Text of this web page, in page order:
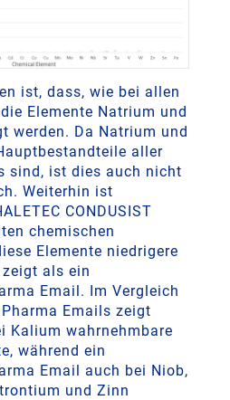
ist, dass, wie bei allen
Elemente Natrium und
werden. Da Natrium und
aller
sind, ist dies auch nicht
Weiterhin ist
CONDUSIST
chemischen
Elemente niedrigere
als ein
Email. Im Vergleich
Emails zeigt
Kalium wahrnehmbare
während ein
Email auch bei Niob,
und Zinn